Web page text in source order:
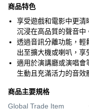
商品特色
享受遊戲和電影中更清
沉浸在高品質的聲音中
透過音訊分離功能，
出至擴大機或喇叭，享
適用於演講廳或演唱會
生動且充滿活力的音效
商品主要規格
Global Trade Item